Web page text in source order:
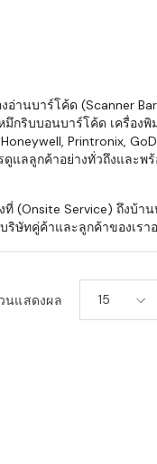
านบาร์โค้ด (Scanner
กริบบอนบาร์โค้ด เครื่อง
Printronix,
แลลูกค้าอย่างทั่วถึงและ
(Onsite Service) ถึงบ้า
ษัทคู่ค้าและลูกค้าของเรา
นแสดงผล 15